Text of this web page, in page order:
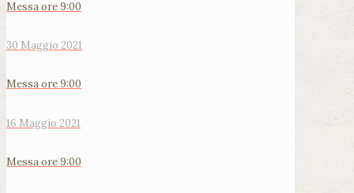
Messa ore 9:00
30 Maggio 2021
Messa ore 9:00
16 Maggio 2021
Messa ore 9:00